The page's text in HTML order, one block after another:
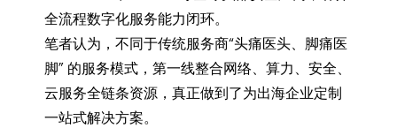
全流程数字化服务能力闭环。
笔者认为，不同于传统服务商“头痛医头、脚痛医
脚” 的服务模式，第一线整合网络、算力、安全、
云服务全链条资源，真正做到了为出海企业定制
一站式解决方案。